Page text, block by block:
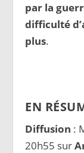
par la
difficulté
plus.
EN
Diffusion :
20h55 sur